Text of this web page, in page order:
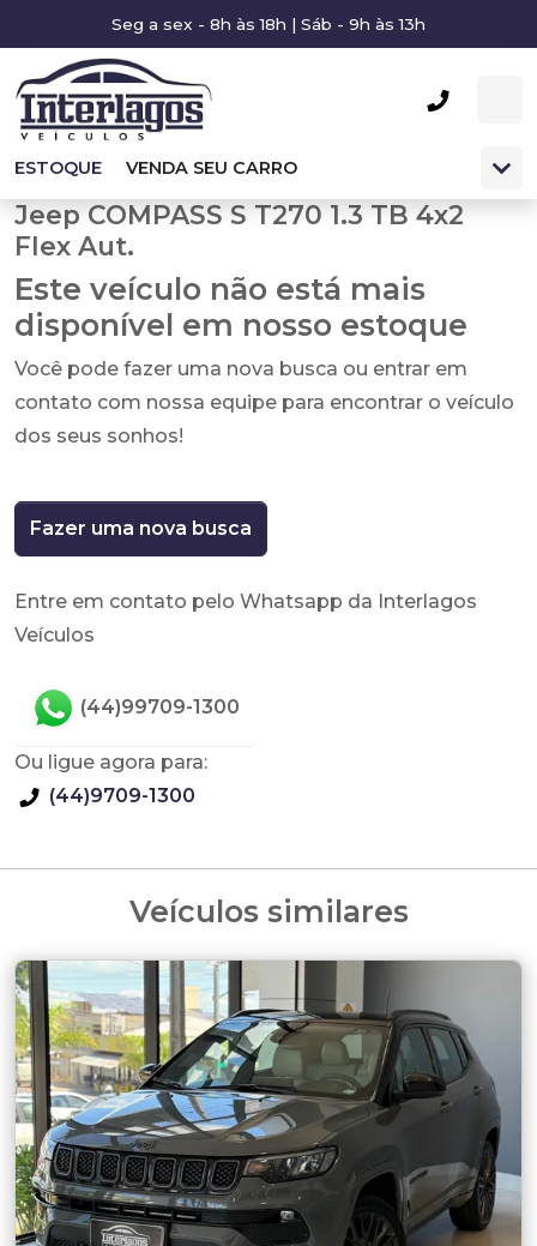
Seg a sex - 8h às 18h | Sáb - 9h às 13h
ESTOQUE VENDA SEU CARRO
Jeep COMPASS S T270 1.3 TB 4x2
Flex Aut.
Este veículo não está mais
disponível em nosso estoque
Você pode fazer uma nova busca ou entrar em
contato com nossa equipe para encontrar o veículo
dos seus sonhos!
Fazer uma nova busca
Entre em contato pelo Whatsapp da Interlagos
Veículos
(44)99709-1300
Ou ligue agora para:
(44)9709-1300
Veículos similares